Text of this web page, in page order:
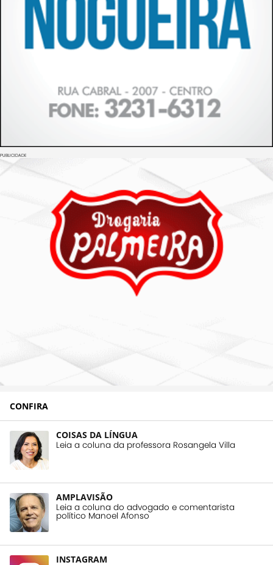
PUBLICIDADE
CONFIRA
COISAS DA LÍNGUA
Leia a coluna da professora Rosangela Villa
AMPLAVISÃO
Leia a coluna do advogado e comentarista
político Manoel Afonso
INSTAGRAM